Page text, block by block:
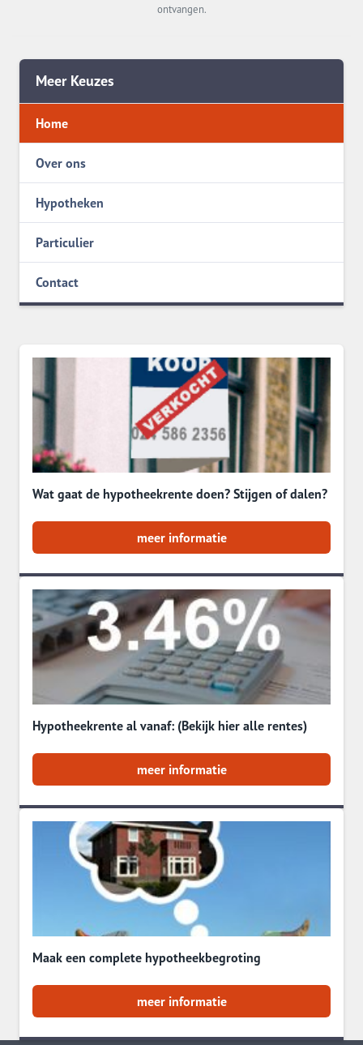
ontvangen.
Meer Keuzes
Home
Over ons
Hypotheken
Particulier
Contact
Wat gaat de hypotheekrente doen? Stijgen of dalen?
meer informatie
Hypotheekrente al vanaf: (Bekijk hier alle rentes)
meer informatie
Maak een complete hypotheekbegroting
meer informatie